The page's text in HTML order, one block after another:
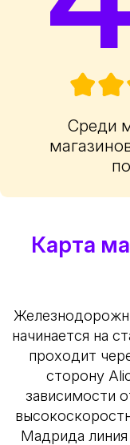
Среди
Карта
начинается на
проходит
сторону
зависимости
Мадрида